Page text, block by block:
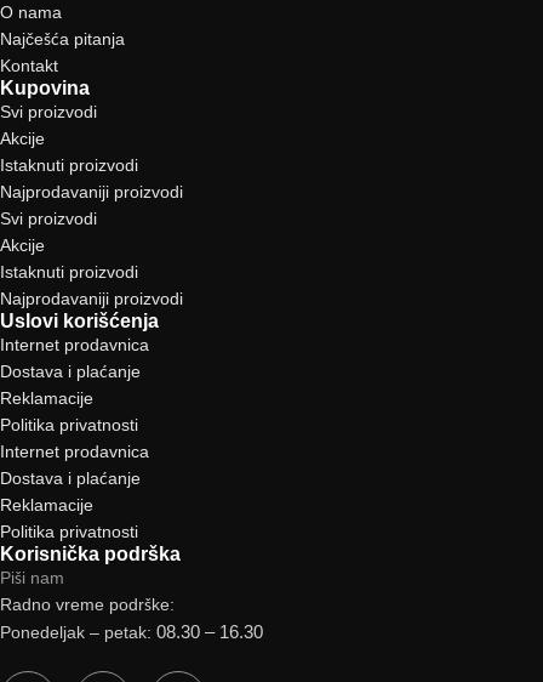
O nama
Najčešća pitanja
Kontakt
Kupovina
Svi proizvodi
Akcije
Istaknuti proizvodi
Najprodavaniji proizvodi
Svi proizvodi
Akcije
Istaknuti proizvodi
Najprodavaniji proizvodi
Uslovi korišćenja
Internet prodavnica
Dostava i plaćanje
Reklamacije
Politika privatnosti
Internet prodavnica
Dostava i plaćanje
Reklamacije
Politika privatnosti
Korisnička podrška
Piši nam
Radno vreme podrške:
Ponedeljak – petak: 08.30 – 16.30